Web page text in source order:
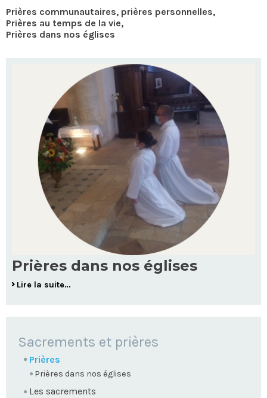
Prières communautaires, prières personnelles,
Prières au temps de la vie,
Prières dans nos églises
Prières dans nos églises
Lire la suite…
NAVIGATION
Sacrements et prières
Prières
Prières dans nos églises
Les sacrements